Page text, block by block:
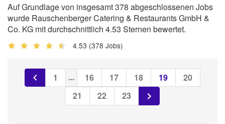
Auf Grundlage von insgesamt 378 abgeschlossenen Jobs
wurde Rauschenberger Catering & Restaurants GmbH &
Co. KG mit durchschnittlich 4.53 Sternen bewertet.
4.53 (378 Jobs)
1 ... 16 17 18 19
20
21
22 23